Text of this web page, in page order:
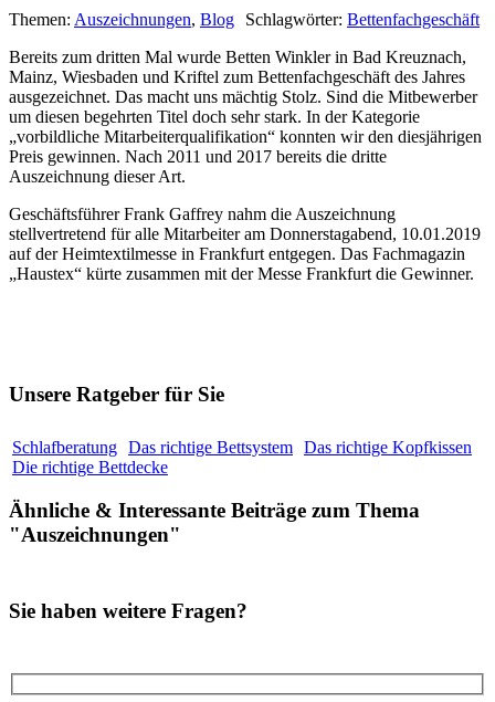
Themen: Auszeichnungen, Blog Schlagwörter: Bettenfachgeschäft
Bereits zum dritten Mal wurde Betten Winkler in Bad Kreuznach,
Mainz, Wiesbaden und Kriftel zum Bettenfachgeschäft des Jahres
ausgezeichnet. Das macht uns mächtig Stolz. Sind die Mitbewerber
um diesen begehrten Titel doch sehr stark. In der Kategorie
„vorbildliche Mitarbeiterqualifikation“ konnten wir den diesjährigen
Preis gewinnen. Nach 2011 und 2017 bereits die dritte
Auszeichnung dieser Art.
Geschäftsführer Frank Gaffrey nahm die Auszeichnung
stellvertretend für alle Mitarbeiter am Donnerstagabend, 10.01.2019
auf der Heimtextilmesse in Frankfurt entgegen. Das Fachmagazin
„Haustex“ kürte zusammen mit der Messe Frankfurt die Gewinner.
Unsere Ratgeber für Sie
Schlafberatung Das richtige Bettsystem Das richtige Kopfkissen
Die richtige Bettdecke
Ähnliche & Interessante Beiträge zum Thema
"Auszeichnungen"
Sie haben weitere Fragen?